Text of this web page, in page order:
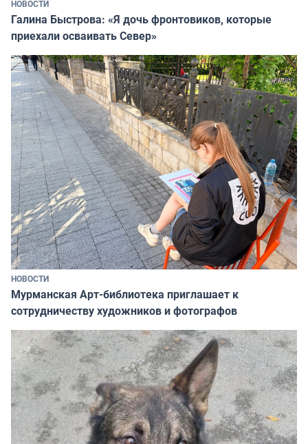
НОВОСТИ
Галина Быстрова: «Я дочь фронтовиков, которые
приехали осваивать Север»
НОВОСТИ
Мурманская Арт-библиотека приглашает к
сотрудничеству художников и фотографов